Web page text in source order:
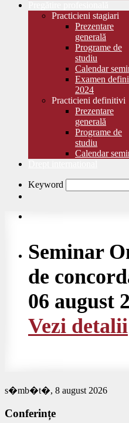
Practicieni stagiari
Prezentare
generală
Programe de
studiu
Calendar
Examen
2024
Practicieni definitivi
Prezentare
generală
Programe de
studiu
Calendar
Keyword
Seminar
de
06 august
Vezi detalii
s�mb�t�, 8 august 2026
Conferințe